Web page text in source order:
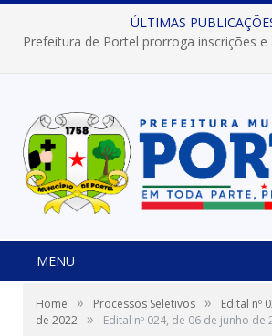
ÚLTIMAS
MENU
Home » Processos Seletivos »
Edital nº
de 2022 » Edital nº 024, de 06 de junho de